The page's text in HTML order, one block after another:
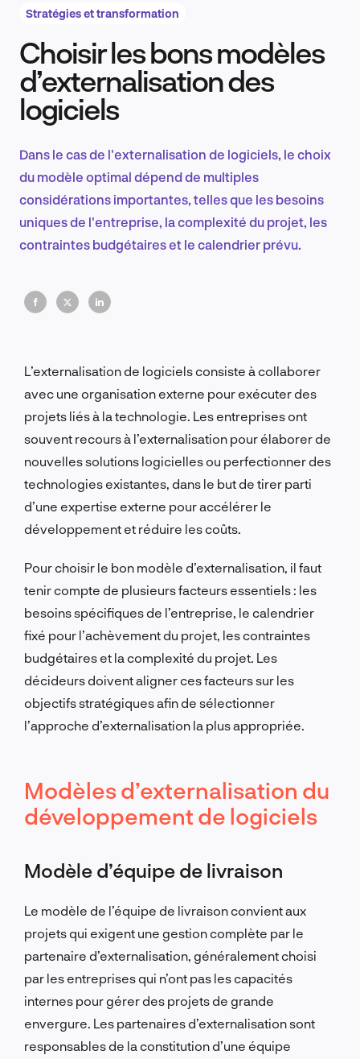
Recherche et conception produit
EN
Stratégies et transformation
Choisir les bons modèles
d’externalisation des
logiciels
Dans le cas de l'externalisation de logiciels, le choix
du modèle optimal dépend de multiples
considérations importantes, telles que les besoins
uniques de l'entreprise, la complexité du projet, les
contraintes budgétaires et le calendrier prévu.
L’externalisation de logiciels consiste à collaborer
avec une organisation externe pour exécuter des
projets liés à la technologie. Les entreprises ont
souvent recours à l’externalisation pour élaborer de
nouvelles solutions logicielles ou perfectionner des
technologies existantes, dans le but de tirer parti
d’une expertise externe pour accélérer le
développement et réduire les coûts.
Pour choisir le bon modèle d’externalisation, il faut
tenir compte de plusieurs facteurs essentiels : les
besoins spécifiques de l’entreprise, le calendrier
fixé pour l’achèvement du projet, les contraintes
budgétaires et la complexité du projet. Les
décideurs doivent aligner ces facteurs sur les
objectifs stratégiques afin de sélectionner
l’approche d’externalisation la plus appropriée.
Modèles d’externalisation du
développement de logiciels
Modèle d’équipe de livraison
Le modèle de l’équipe de livraison convient aux
projets qui exigent une gestion complète par le
partenaire d’externalisation, généralement choisi
par les entreprises qui n’ont pas les capacités
internes pour gérer des projets de grande
envergure. Les partenaires d’externalisation sont
responsables de la constitution d’une équipe